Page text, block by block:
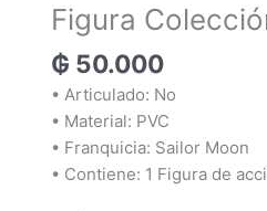
Figura
₲ 50.000
• Articulado: No
• Material: PVC
• Franquicia: Sailor Moon
• Contiene: 1 Figura de
Moon